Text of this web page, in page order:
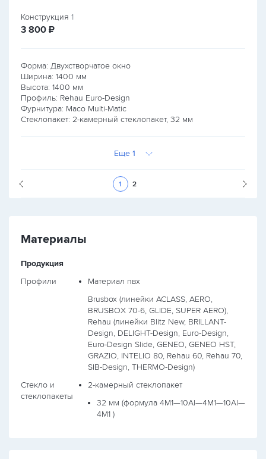
Конструкция 1
3 800 руб.
₽
Форма: Двухстворчатое окно
Ширина: 1400 мм
Высота: 1400 мм
Профиль: Rehau Euro-Design
Фурнитура: Maco Multi-Matic
Стеклопакет: 2-камерный стеклопакет, 32 мм
Еще 1
1 2
Следующая
Материалы
Продукция
Профили
Материал пвх
Brusbox (линейки ACLASS, AERO,
BRUSBOX 70-6, GLIDE, SUPER AERO),
Rehau (линейки Blitz New, BRILLANT-
Design, DELIGHT-Design, Euro-Design,
Euro-Design Slide, GENEO, GENEO HST,
GRAZIO, INTELIO 80, Rehau 60, Rehau 70,
SIB-Design, THERMO-Design)
Стекло и
стеклопакеты
2-камерный стеклопакет
32 мм (формула 4М1—10Al—4М1—10Al—
4М1 )